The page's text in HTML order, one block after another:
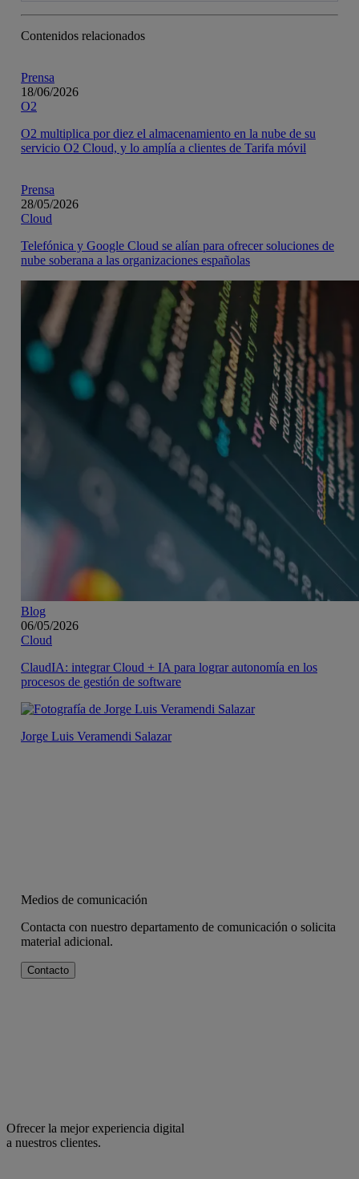
Contenidos relacionados
Prensa
18/06/2026
O2
O2 multiplica por diez el almacenamiento en la nube de su
servicio O2 Cloud, y lo amplía a clientes de Tarifa móvil
Prensa
28/05/2026
Cloud
Telefónica y Google Cloud se alían para ofrecer soluciones de
nube soberana a las organizaciones españolas
Blog
06/05/2026
Cloud
ClaudIA: integrar Cloud + IA para lograr autonomía en los
procesos de gestión de software
Jorge Luis Veramendi Salazar
Medios de comunicación
Contacta con nuestro departamento de comunicación o solicita
material adicional.
Contacto
Ofrecer la mejor experiencia digital
a nuestros clientes.